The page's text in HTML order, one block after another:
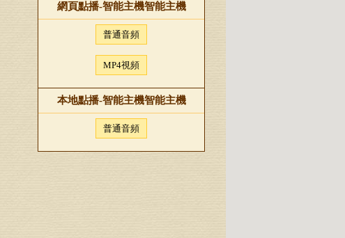
網頁點播-智能主機智能主機
普通音頻
MP4視頻
本地點播-智能主機智能主機
普通音頻